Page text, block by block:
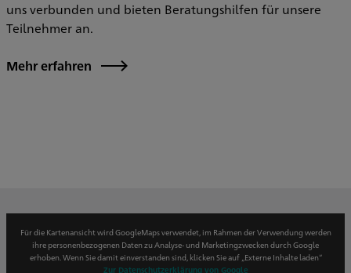
uns verbunden und bieten Beratungshilfen für unsere
Teilnehmer an.
Mehr erfahren
Für die Kartenansicht wird GoogleMaps verwendet, im Rahmen der Verwendung werden
ihre personenbezogenen Daten zu Analyse- und Marketingzwecken durch Google
erhoben. Wenn Sie damit einverstanden sind, klicken Sie auf „Externe Inhalte laden“
Zur Datenschutzerklärung von Google